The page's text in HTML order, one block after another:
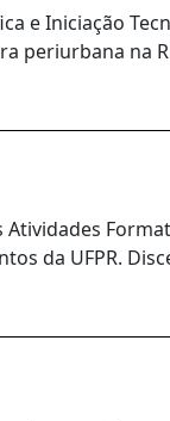
e Iniciação
periurbana na
da UFPR.